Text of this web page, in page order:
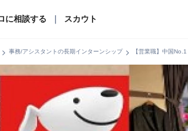
に相談する スカウト
chevron_right 事務/アシスタントの長期インターンシップchevron_right 【営業職】中国